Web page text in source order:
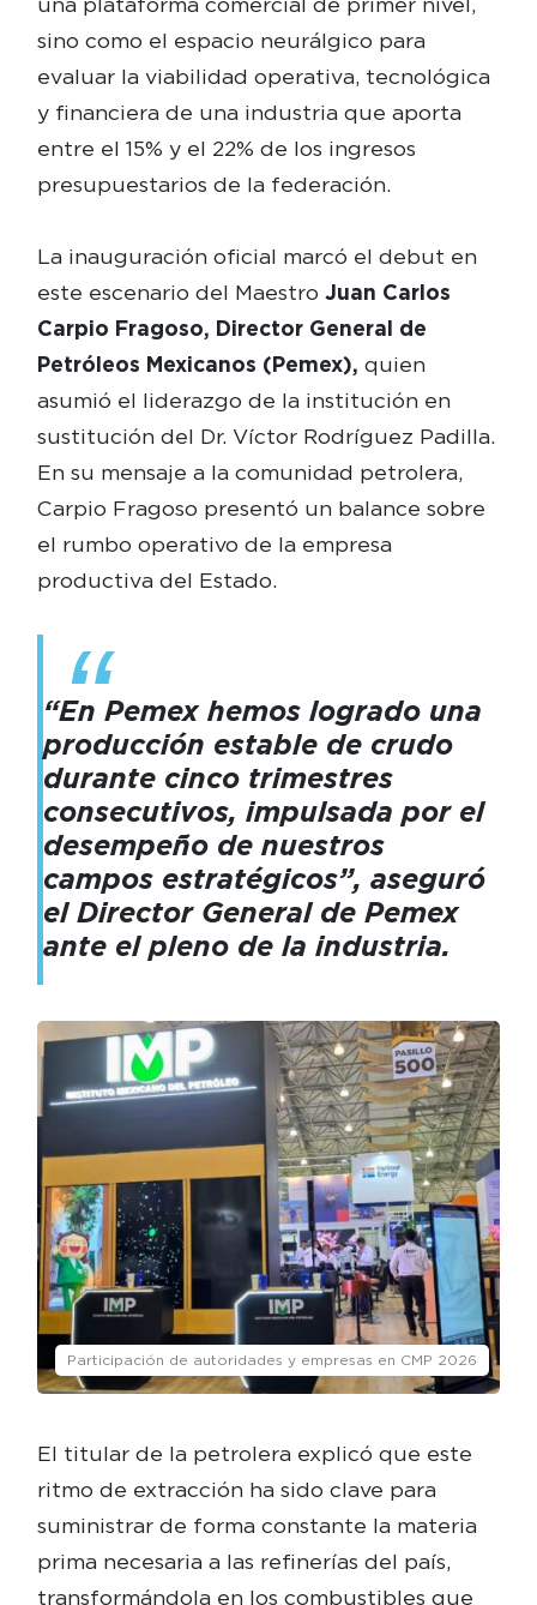
sino como el espacio neurálgico para
evaluar la viabilidad operativa, tecnológica
y financiera de una industria que aporta
entre el 15% y el 22% de los ingresos
presupuestarios de la federación.
La inauguración oficial marcó el debut en
este escenario del Maestro Juan Carlos
Carpio Fragoso, Director General de
Petróleos Mexicanos (Pemex), quien
asumió el liderazgo de la institución en
sustitución del Dr. Víctor Rodríguez Padilla.
En su mensaje a la comunidad petrolera,
Carpio Fragoso presentó un balance sobre
el rumbo operativo de la empresa
productiva del Estado.
“En Pemex hemos logrado una
producción estable de crudo
durante cinco trimestres
consecutivos, impulsada por el
desempeño de nuestros
campos estratégicos”, aseguró
el Director General de Pemex
ante el pleno de la industria.
Participación de autoridades y empresas en CMP 2026
El titular de la petrolera explicó que este
ritmo de extracción ha sido clave para
suministrar de forma constante la materia
prima necesaria a las refinerías del país,
transformándola en los combustibles que